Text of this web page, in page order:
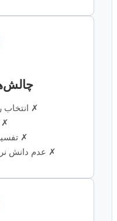
✗
✗
✗
✗ عدم دانش